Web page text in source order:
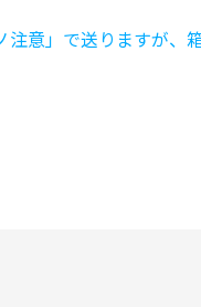
注意」で送りますが、